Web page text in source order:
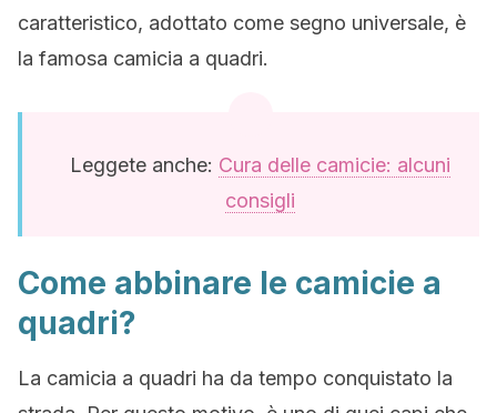
caratteristico, adottato come segno universale, è
la famosa camicia a quadri.
Leggete anche: Cura delle camicie: alcuni
consigli
Come abbinare le camicie a
quadri?
La camicia a quadri ha da tempo conquistato la